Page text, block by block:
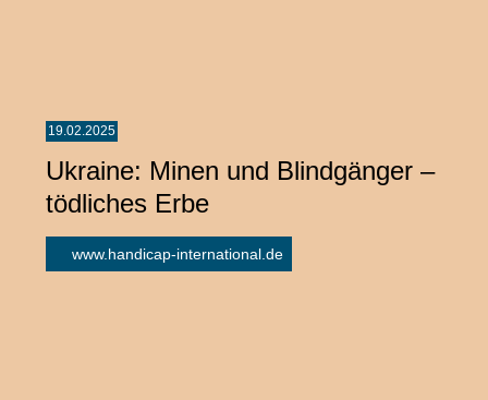
19.02.2025
Ukraine: Minen und Blindgänger –
tödliches Erbe
www.handicap-international.de